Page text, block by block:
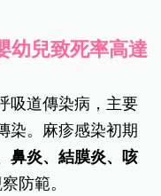
幼兒致死率高達
吸道傳染病，主要
染。麻疹感染初期
鼻炎、結膜炎、咳
防範。